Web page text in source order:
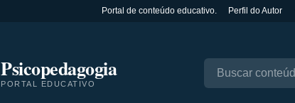
Portal de conteúdo educativo. Perfil do Autor
Psicopedagogia
PORTAL EDUCATIVO